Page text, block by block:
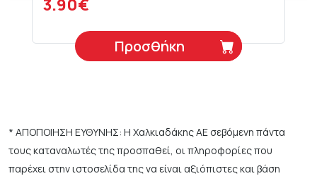
3.90€
Προσθήκη
* ΑΠΟΠΟΙΗΣΗ ΕΥΘΥΝΗΣ: Η Χαλκιαδάκης ΑΕ σεβόμενη πάντα
τους καταναλωτές της προσπαθεί, οι πληροφορίες που
παρέχει στην ιστοσελίδα της να είναι αξιόπιστες και βάση